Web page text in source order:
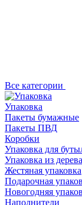
Все категории
Упаковка
Пакеты бумажные
Пакеты ПВД
Коробки
Упаковка для
Упаковка из дерева
Жестяная упаковка
Подарочная
Новогодняя
Наполнители